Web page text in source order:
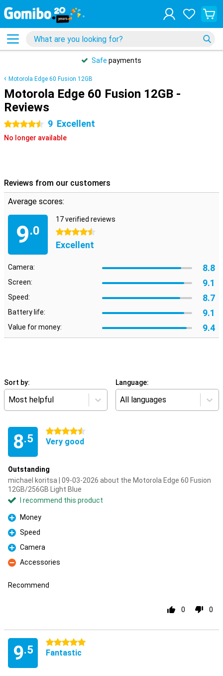
Safe payments
Motorola Edge 60 Fusion 12GB
Motorola Edge 60 Fusion 12GB -
Reviews
4.5 stars 9 Excellent
No longer available
Reviews from our customers
Average scores:
9.0
17 verified reviews
4.5 stars
Excellent
Camera: 8.8
Screen: 9.1
Speed: 8.7
Battery life: 9.1
Value for money: 9.4
Sort by:
Most helpful
Language:
All languages
8.5
4.5 stars
Very good
Outstanding
michael koritsa | 09-03-2026 about the Motorola Edge 60 Fusion
12GB/256GB Light Blue
I recommend this product
Pro
Money
Pro
Speed
Pro
Camera
Con
Accessories
Recommend
0 0
9.5
5 stars
Fantastic